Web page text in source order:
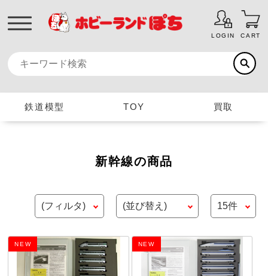
LOGIN CART
鉄道模型 TOY 買取
新幹線の商品
NEW NEW